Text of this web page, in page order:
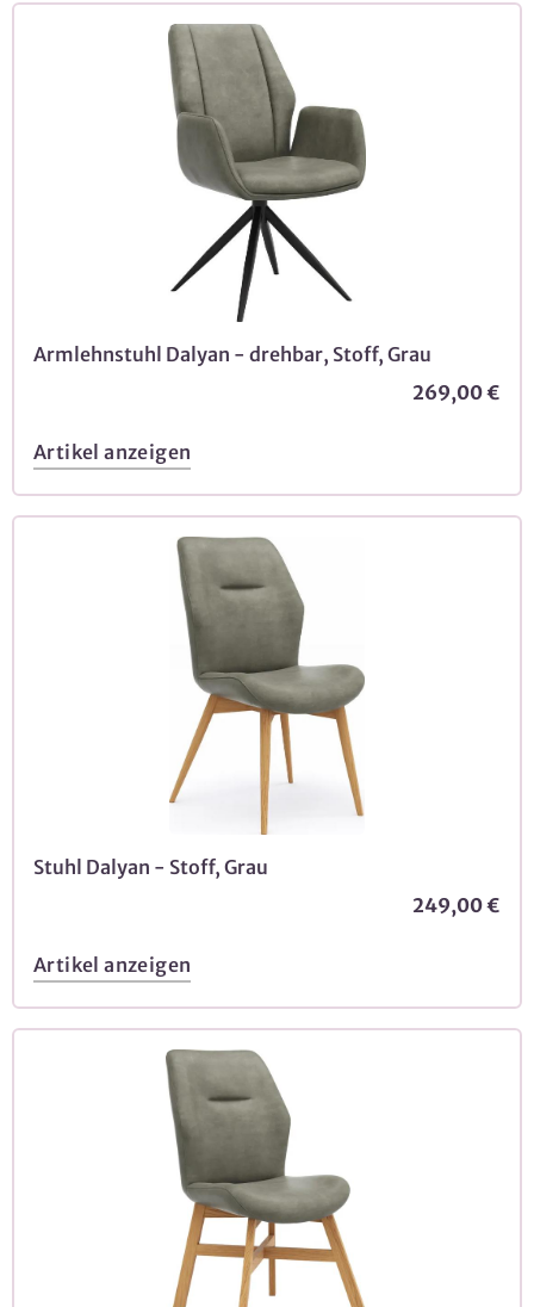
Armlehnstuhl Dalyan - drehbar, Stoff, Grau
269,00 €
Artikel anzeigen
Stuhl Dalyan - Stoff, Grau
249,00 €
Artikel anzeigen